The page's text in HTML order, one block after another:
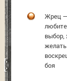
Жрец —
выбор,
боя